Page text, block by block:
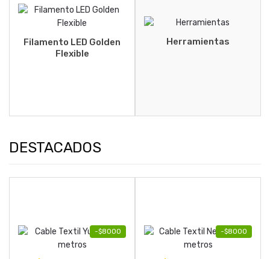
Filamento LED Golden
Flexible
Herramientas
DESTACADOS
-$8000 -$8000